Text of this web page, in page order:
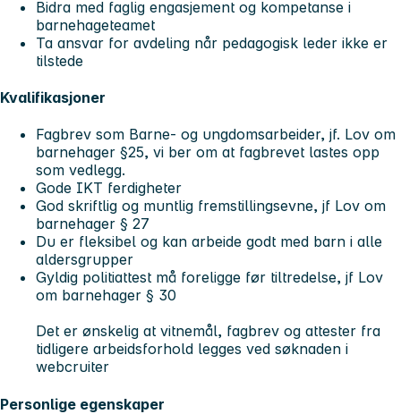
Bidra med faglig engasjement og kompetanse i
barnehageteamet
Ta ansvar for avdeling når pedagogisk leder ikke er
tilstede
Kvalifikasjoner
Fagbrev som Barne- og ungdomsarbeider, jf. Lov om
barnehager §25, vi ber om at fagbrevet lastes opp
som vedlegg.
Gode IKT ferdigheter
God skriftlig og muntlig fremstillingsevne, jf Lov om
barnehager § 27
Du er fleksibel og kan arbeide godt med barn i alle
aldersgrupper
Gyldig politiattest må foreligge før tiltredelse, jf Lov
om barnehager § 30
Det er ønskelig at vitnemål, fagbrev og attester fra
tidligere arbeidsforhold legges ved søknaden i
webcruiter
Personlige egenskaper